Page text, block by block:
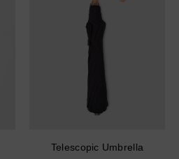
Telescopic Umbrella